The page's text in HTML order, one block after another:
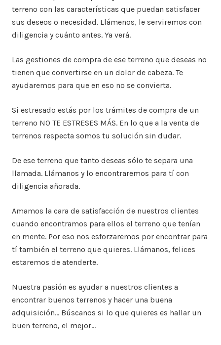
terreno con las características que puedan satisfacer
sus deseos o necesidad. Llámenos, le serviremos con
diligencia y cuánto antes. Ya verá.
Las gestiones de compra de ese terreno que deseas no
tienen que convertirse en un dolor de cabeza. Te
ayudaremos para que en eso no se convierta.
Si estresado estás por los trámites de compra de un
terreno NO TE ESTRESES MÁS. En lo que a la venta de
terrenos respecta somos tu solución sin dudar.
De ese terreno que tanto deseas sólo te separa una
llamada. Llámanos y lo encontraremos para tí con
diligencia añorada.
Amamos la cara de satisfacción de nuestros clientes
cuando encontramos para ellos el terreno que tenían
en mente. Por eso nos esforzaremos por encontrar para
tí también el terreno que quieres. Llámanos, felices
estaremos de atenderte.
Nuestra pasión es ayudar a nuestros clientes a
encontrar buenos terrenos y hacer una buena
adquisición… Búscanos si lo que quieres es hallar un
buen terreno, el mejor…